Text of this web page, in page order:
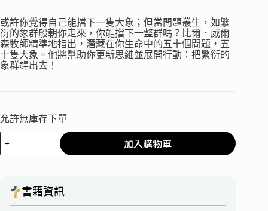
或許你覺得自己能擋下一隻大象；但當問題叢生，如繁
衍的象群般朝你走來，你能擋下一整群嗎？比爾．威爾
森牧師精準地指出，潛藏在你生命中的五十個問題，五
十隻大象。他將幫助你更新思維並展開行動：把繁衍的
象群趕出去！
允許無庫存下單
加入購物車
書籍資訊